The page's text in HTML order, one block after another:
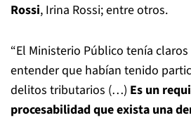
Rossi, Irina Rossi; entre otros.
“El Ministerio Público tenía
entender que habían tenido
delitos tributarios (…) Es un
procesabilidad que exista una